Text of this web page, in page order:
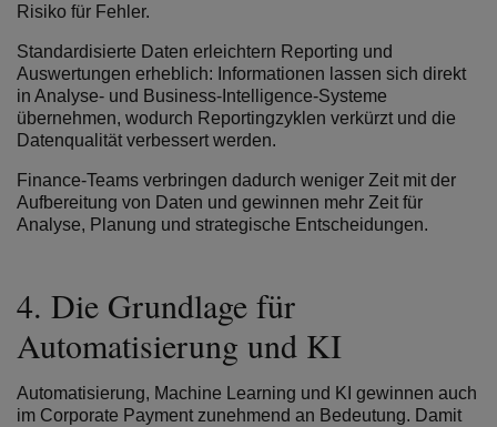
Risiko für Fehler.
Standardisierte Daten erleichtern Reporting und
Auswertungen erheblich: Informationen lassen sich direkt
in Analyse- und Business-Intelligence-Systeme
übernehmen, wodurch Reportingzyklen verkürzt und die
Datenqualität verbessert werden.
Finance-Teams verbringen dadurch weniger Zeit mit der
Aufbereitung von Daten und gewinnen mehr Zeit für
Analyse, Planung und strategische Entscheidungen.
4. Die Grundlage für
Automatisierung und KI
Automatisierung, Machine Learning und KI gewinnen auch
im Corporate Payment zunehmend an Bedeutung. Damit